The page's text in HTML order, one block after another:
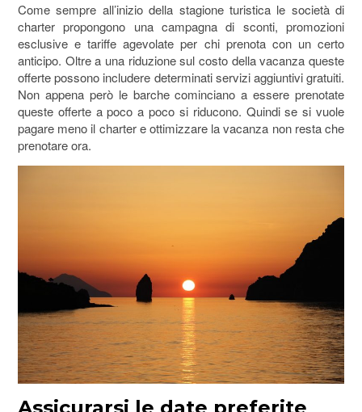
Come sempre all’inizio della stagione turistica le società di
charter propongono una campagna di sconti, promozioni
esclusive e tariffe agevolate per chi prenota con un certo
anticipo. Oltre a una riduzione sul costo della vacanza queste
offerte possono includere determinati servizi aggiuntivi gratuiti.
Non appena però le barche cominciano a essere prenotate
queste offerte a poco a poco si riducono. Quindi se si vuole
pagare meno il charter e ottimizzare la vacanza non resta che
prenotare ora.
Assicurarsi le date preferite